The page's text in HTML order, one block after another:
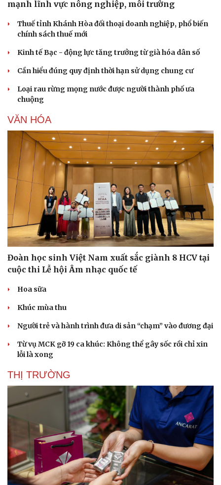
Văn hóa
Giải trí
mạnh lĩnh vực nông nghiệp, môi trường
Thuế tỉnh Khánh Hòa đối thoại doanh nghiệp, phổ biến
chính sách thuế mới
Kinh tế Bạc - động lực tăng trưởng từ già hóa dân số
Cần hiểu đúng quy định thời hạn sử dụng chung cư
Loại rau rừng mọng nước được người thành phố ưa
chuộng
VĂN HÓA
Đoàn học sinh Việt Nam xuất sắc giành 8 HCV tại
cuộc thi Lễ hội Âm nhạc quốc tế
Hoa sữa
Khúc mùa thu
Người trẻ và hành trình đưa di sản “chạm” vào đương đại
Từ vụ MCK gỡ 19 ca khúc: Không thể gây sốc rồi chỉ xin
lỗi là xong
THỊ TRƯỜNG